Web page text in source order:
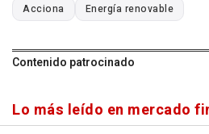
Acciona Energía renovable
Contenido patrocinado
Lo más leído en mercado